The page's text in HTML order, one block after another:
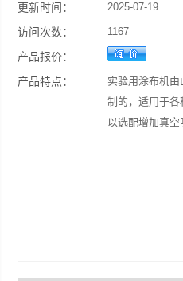
更新时间： 2025-07-19
访问次数： 1167
产品报价：
产品特点：
实验用涂布机
制的，适用于
以选配增加真空